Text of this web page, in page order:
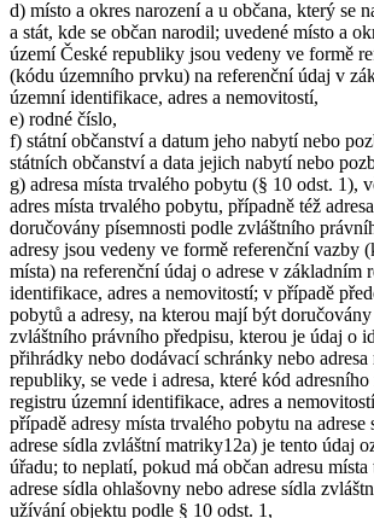
d) místo a okres narození a u občana, který se
a stát, kde se občan narodil; uvedené místo a
území České republiky jsou vedeny ve formě
(kódu územního prvku) na referenční údaj v
územní identifikace, adres a nemovitostí,
e) rodné číslo,
f) státní občanství a datum jeho nabytí nebo
státních občanství a data jejich nabytí nebo
g) adresa místa trvalého pobytu (§ 10 odst. 1),
adres místa trvalého pobytu, případně též
doručovány písemnosti podle zvláštního
adresy jsou vedeny ve formě referenční vazby
místa) na referenční údaj o adrese v základním
identifikace, adres a nemovitostí; v případě
pobytů a adresy, na kterou mají být
zvláštního právního předpisu, kterou je údaj o
přihrádky nebo dodávací schránky nebo
republiky, se vede i adresa, které kód
registru územní identifikace, adres a
případě adresy místa trvalého pobytu na
adrese sídla zvláštní matriky12a) je tento údaj
úřadu; to neplatí, pokud má občan adresu
adrese sídla ohlašovny nebo adrese sídla
užívání objektu podle § 10 odst. 1,